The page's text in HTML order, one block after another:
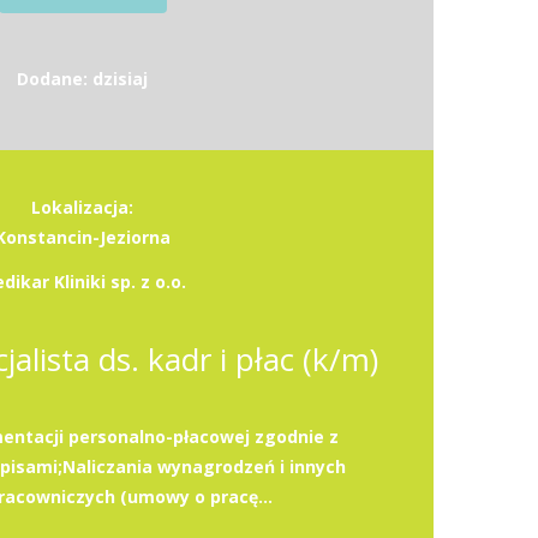
Dodane: dzisiaj
Lokalizacja:
Jeziorna
Kliniki sp. z o.o.
ds. kadr i płac (k/m)
personalno-płacowej zgodnie z
wynagrodzeń i innych
(umowy o pracę...